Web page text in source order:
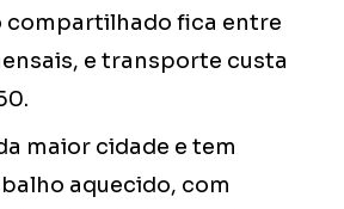
compartilhado fica entre
e transporte custa
maior cidade e tem
aquecido, com